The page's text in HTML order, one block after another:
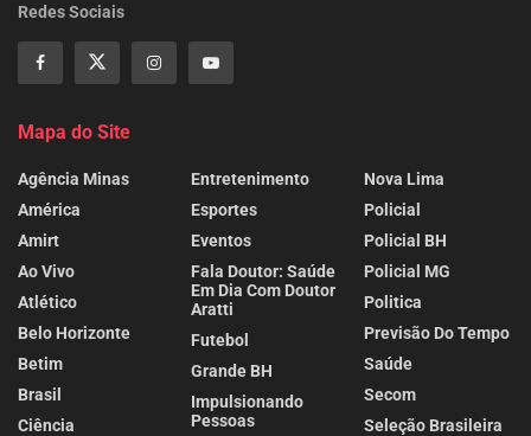
Redes Sociais
Mapa do Site
Agência Minas
América
Amirt
Ao Vivo
Atlético
Belo Horizonte
Betim
Brasil
Ciência
Entretenimento
Esportes
Eventos
Fala Doutor: Saúde
Em Dia Com Doutor
Aratti
Futebol
Grande BH
Impulsionando
Pessoas
Nova Lima
Policial
Policial BH
Policial MG
Politica
Previsão Do Tempo
Saúde
Secom
Seleção Brasileira